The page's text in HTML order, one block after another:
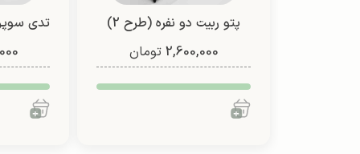
پتو ربیت دو نفره (طرح 2)
2,600,000 تومان
تدی